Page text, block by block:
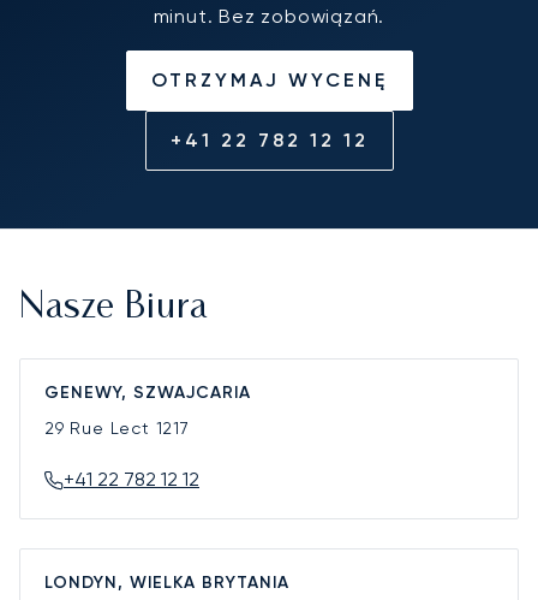
minut. Bez zobowiązań.
OTRZYMAJ WYCENĘ
+41 22 782 12 12
Nasze Biura
GENEWY, SZWAJCARIA
29 Rue Lect 1217
+41 22 782 12 12
LONDYN, WIELKA BRYTANIA